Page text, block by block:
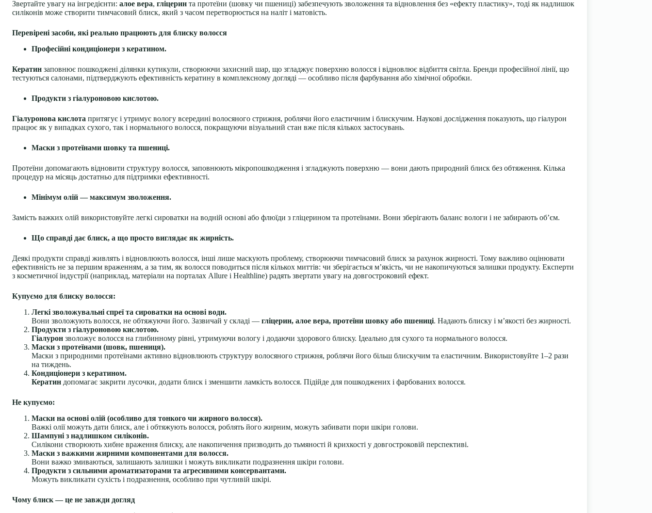
Звертайте увагу на інгредієнти: алое вера, гліцерин та протеїни (шовку чи пшениці) забезпечують зволоження та відновлення без «ефекту пластику», тоді як надлишок
силіконів може створити тимчасовий блиск, який з часом перетворюється на наліт і матовість.
Перевірені засоби, які реально працюють для блиску волосся
Професійні кондиціонери з кератином.
Кератин заповнює пошкоджені ділянки кутикули, створюючи захисний шар, що згладжує поверхню волосся і відновлює відбиття світла. Бренди професійної лінії, що
тестуються салонами, підтверджують ефективність кератину в комплексному догляді — особливо після фарбування або хімічної обробки.
Продукти з гіалуроновою кислотою.
Гіалуронова кислота притягує і утримує вологу всередині волосяного стрижня, роблячи його еластичним і блискучим. Наукові дослідження показують, що гіалурон
працює як у випадках сухого, так і нормального волосся, покращуючи візуальний стан вже після кількох застосувань.
Маски з протеїнами шовку та пшениці.
Протеїни допомагають відновити структуру волосся, заповнюють мікропошкодження і згладжують поверхню — вони дають природний блиск без обтяження. Кілька
процедур на місяць достатньо для підтримки ефективності.
Мінімум олій — максимум зволоження.
Замість важких олій використовуйте легкі сироватки на водній основі або флюїди з гліцерином та протеїнами. Вони зберігають баланс вологи і не забирають об’єм.
Що справді дає блиск, а що просто виглядає як жирність.
Деякі продукти справді живлять і відновлюють волосся, інші лише маскують проблему, створюючи тимчасовий блиск за рахунок жирності. Тому важливо оцінювати
ефективність не за першим враженням, а за тим, як волосся поводиться після кількох миттів: чи зберігається м’якість, чи не накопичуються залишки продукту. Експерти
з косметичної індустрії (наприклад, матеріали на порталах Allure і Healthline) радять звертати увагу на довгостроковий ефект.
Купуємо для блиску волосся:
Легкі зволожувальні спреї та сироватки на основі води.
Вони зволожують волосся, не обтяжуючи його. Зазвичай у складі — гліцерин, алое вера, протеїни шовку або пшениці. Надають блиску і м’якості без жирності.
Продукти з гіалуроновою кислотою.
Гіалурон зволожує волосся на глибинному рівні, утримуючи вологу і додаючи здорового блиску. Ідеально для сухого та нормального волосся.
Маски з протеїнами (шовк, пшениця).
Маски з природними протеїнами активно відновлюють структуру волосяного стрижня, роблячи його більш блискучим та еластичним. Використовуйте 1–2 рази
на тиждень.
Кондиціонери з кератином.
Кератин допомагає закрити лусочки, додати блиск і зменшити ламкість волосся. Підійде для пошкоджених і фарбованих волосся.
Не купуємо:
Маски на основі олій (особливо для тонкого чи жирного волосся).
Важкі олії можуть дати блиск, але і обтяжують волосся, роблять його жирним, можуть забивати пори шкіри голови.
Шампуні з надлишком силіконів.
Силікони створюють хибне враження блиску, але накопичення призводить до тьмяності й крихкості у довгостроковій перспективі.
Маски з важкими жирними компонентами для волосся.
Вони важко змиваються, залишають залишки і можуть викликати подразнення шкіри голови.
Продукти з сильними ароматизаторами та агресивними консервантами.
Можуть викликати сухість і подразнення, особливо при чутливій шкірі.
Чому блиск — це не завжди догляд